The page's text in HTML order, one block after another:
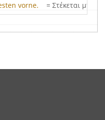
vorne.
= Στέκεται